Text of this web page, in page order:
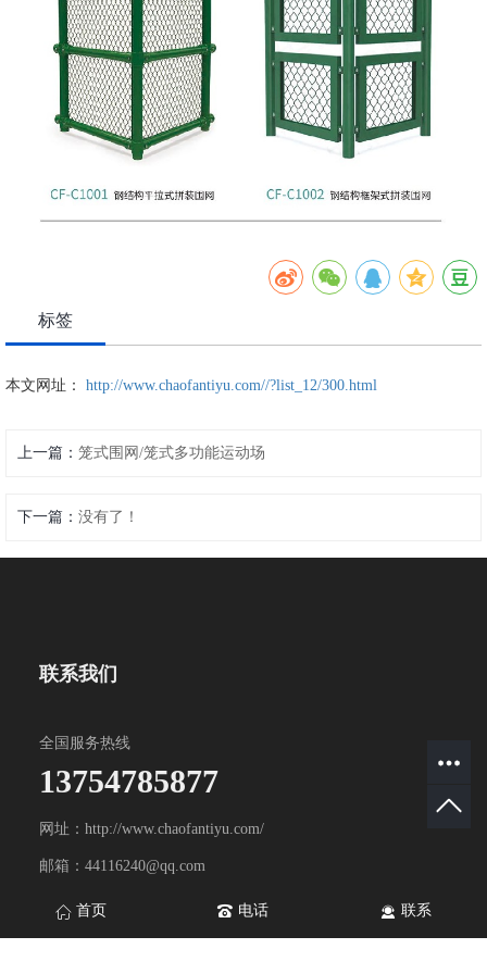
标签
本文网址： http://www.chaofantiyu.com//?list_12/300.html
上一篇： 笼式围网/笼式多功能运动场
下一篇： 没有了！
联系我们
全国服务热线
13754785877
网址：http://www.chaofantiyu.com/
邮箱：44116240@qq.com
地址：山东省淄博市淄川区双杨镇双杨工业园
首页 电话 联系